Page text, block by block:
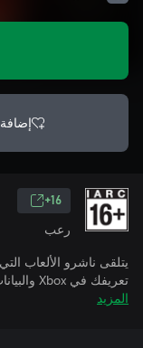
16+
رعب
يتلقى ناشرو الألعاب
تعريفك في Xbox والبيانات المقترنة بينما تمارس الألعاب.
المزيد